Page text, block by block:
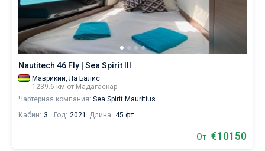
яхт
аренду
найдете
на
Мадагаскаре
как
Nautitech 46 Fly | Sea Spirit III
Маврикий, Ла Балис
1239.6 км от Мадагаскар
Чартерная компания: Sea Spirit Mauritius
Кабин: 3 Год: 2021 Длина: 45 фт
От €10150
Без шкипера
Со шкипером